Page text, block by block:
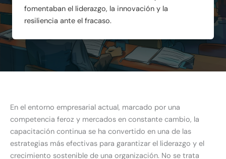
fomentaban el liderazgo, la innovación y la
resiliencia ante el fracaso.
En el entorno empresarial actual, marcado por una
competencia feroz y mercados en constante cambio, la
capacitación continua se ha convertido en una de las
estrategias más efectivas para garantizar el liderazgo y el
crecimiento sostenible de una organización. No se trata